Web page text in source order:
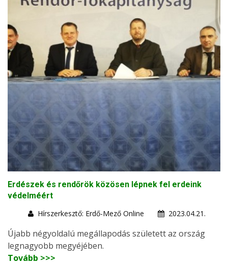
Erdészek és rendőrök közösen lépnek fel erdeink
védelméért
Hírszerkesztő: Erdő-Mező Online
2023.04.21.
Újabb négyoldalú megállapodás született az ország
legnagyobb megyéjében.
Tovább >>>